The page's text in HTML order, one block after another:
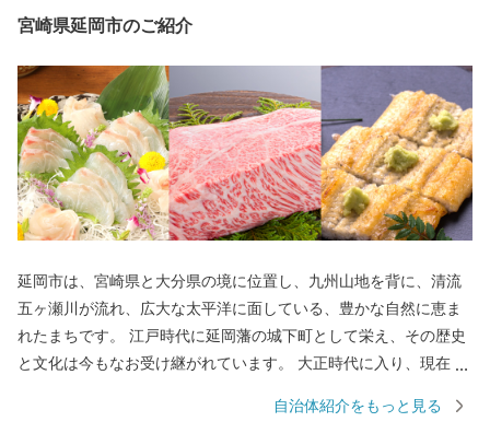
宮崎県延岡市のご紹介
延岡市は、宮崎県と大分県の境に位置し、九州山地を背に、清流
五ヶ瀬川が流れ、広大な太平洋に面している、豊かな自然に恵ま
れたまちです。 江戸時代に延岡藩の城下町として栄え、その歴史
と文化は今もなお受け継がれています。 大正時代に入り、現在の
は、《山の文化の北方町》、《海の文化の北浦町》、《山と川の
自治体紹介をもっと見る